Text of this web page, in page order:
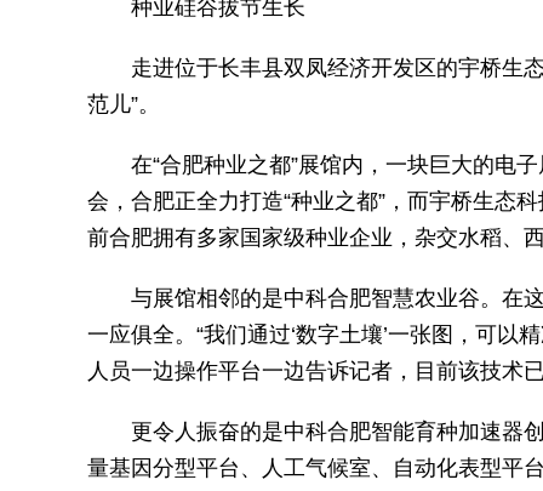
种业硅谷拔节生长
走进位于长丰县双凤经济开发区的宇桥生
范儿”。
在“合肥种业之都”展馆内，一块巨大的电
会，合肥正全力打造“种业之都”，而宇桥生态
前合肥拥有多家国家级种业企业，杂交水稻、
与展馆相邻的是中科合肥智慧农业谷。在
一应俱全。“我们通过‘数字土壤’一张图，可以
人员一边操作平台一边告诉记者，目前该技术
更令人振奋的是中科合肥智能育种加速器
量基因分型平台、人工气候室、自动化表型平